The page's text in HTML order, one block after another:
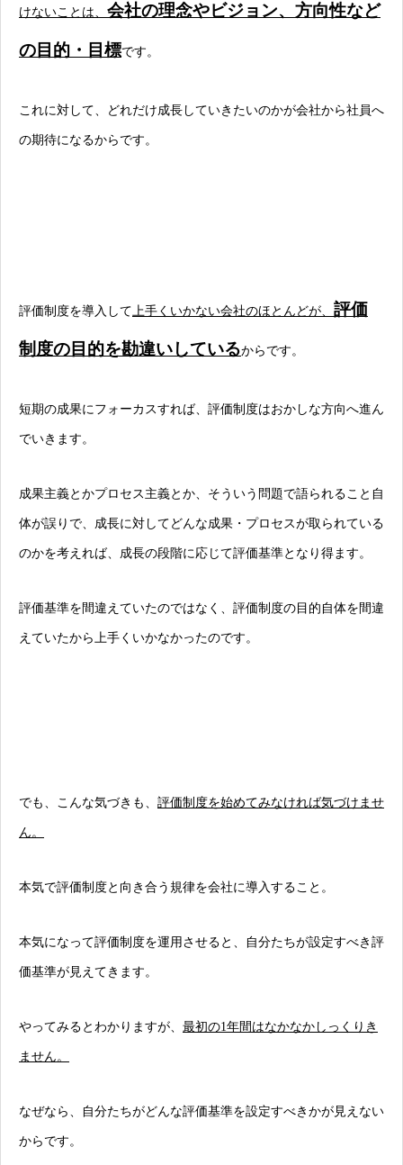
けないことは、 会社の理念やビジョン、方向性など
の目的・目標です。
これに対して、どれだけ成長していきたいのかが会社から社員へ
の期待になるからです。
評価制度を導入して 上手くいかない会社のほとんどが、 評価
制度の目的を勘違いしているからです。
短期の成果にフォーカスすれば、評価制度はおかしな方向へ進ん
でいきます。
成果主義とかプロセス主義とか、そういう問題で語られること自
体が誤りで、成長に対してどんな成果・プロセスが取られている
のかを考えれば、成長の段階に応じて評価基準となり得ます。
評価基準を間違えていたのではなく、評価制度の目的自体を間違
えていたから上手くいかなかったのです。
でも、こんな気づきも、 評価制度を始めてみなければ気づけませ
ん。
本気で評価制度と向き合う規律を会社に導入すること。
本気になって評価制度を運用させると、自分たちが設定すべき評
価基準が見えてきます。
やってみるとわかりますが、 最初の1年間はなかなかしっくりき
ません。
なぜなら、自分たちがどんな評価基準を設定すべきかが見えない
からです。